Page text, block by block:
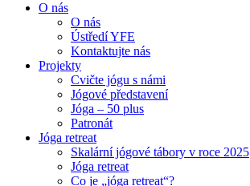
O nás
O nás
Ústředí YFE
Kontaktujte nás
Projekty
Cvičte jógu s námi
Jógové představení
Jóga – 50 plus
Patronát
Jóga retreat
Skalární jógové tábory v roce 2025
Jóga retreat
Co je „jóga retreat“?